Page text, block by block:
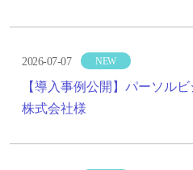
2026-07-07 NEW
【導入事例公開】パーソル
株式会社様